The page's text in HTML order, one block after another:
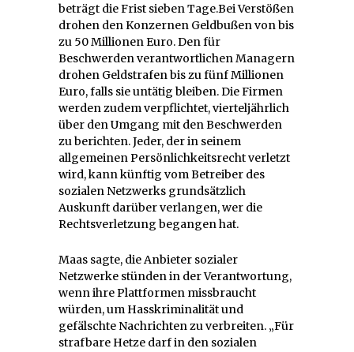
beträgt die Frist sieben Tage.Bei Verstößen
drohen den Konzernen Geldbußen von bis
zu 50 Millionen Euro. Den für
Beschwerden verantwortlichen Managern
drohen Geldstrafen bis zu fünf Millionen
Euro, falls sie untätig bleiben. Die Firmen
werden zudem verpflichtet, vierteljährlich
über den Umgang mit den Beschwerden
zu berichten. Jeder, der in seinem
allgemeinen Persönlichkeitsrecht verletzt
wird, kann künftig vom Betreiber des
sozialen Netzwerks grundsätzlich
Auskunft darüber verlangen, wer die
Rechtsverletzung begangen hat.
Maas sagte, die Anbieter sozialer
Netzwerke stünden in der Verantwortung,
wenn ihre Plattformen missbraucht
würden, um Hasskriminalität und
gefälschte Nachrichten zu verbreiten. „Für
strafbare Hetze darf in den sozialen